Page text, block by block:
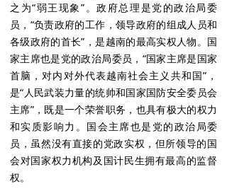
之为“弱王现象”。政府总理是党的政治局委
员，“负责政府的工作，领导政府的组成人员和
各级政府的首长”，是越南的最高实权人物。国
家主席也是党的政治局委员，“国家主席是国家
首脑，对内对外代表越南社会主义共和国”，
是“人民武装力量的统帅和国家国防安全委员会
主席”，既是一个荣誉职务，也具有极大的权力
和实质影响力。国会主席也是党的政治局委
员，虽然没有直接的党政实权，但所领导的国
会对国家权力机构及国计民生拥有最高的监督
权。